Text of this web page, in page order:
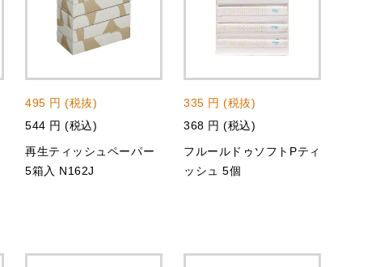
495 円 (税抜)
544 円 (税込)
再生ティッシュペーパー
5箱入 N162J
335 円 (税抜)
368 円 (税込)
フルールドゥソフトPティ
ッシュ 5個